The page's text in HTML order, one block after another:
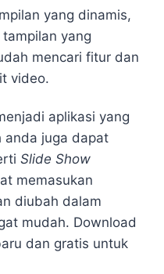
yang dinamis,
yang
mencari fitur dan
video.
aplikasi yang
anda juga dapat
Slide Show
memasukan
diubah dalam
mudah. Download
dan gratis untuk